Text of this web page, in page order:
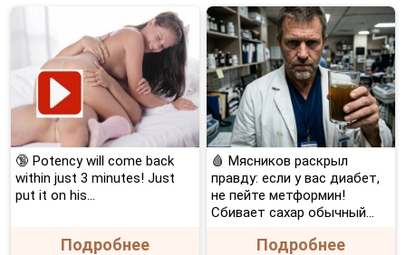
🔞 Potency will come back
within just 3 minutes! Just
put it on his…
Подробнее
🩸 Мясников раскрыл
правду: если у вас диабет,
не пейте метформин!
Сбивает сахар обычный...
Подробнее